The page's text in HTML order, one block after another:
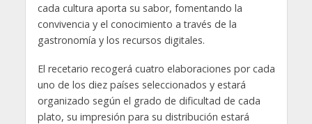
cada cultura aporta su sabor, fomentando la
convivencia y el conocimiento a través de la
gastronomía y los recursos digitales.
El recetario recogerá cuatro elaboraciones por cada
uno de los diez países seleccionados y estará
organizado según el grado de dificultad de cada
plato, su impresión para su distribución estará